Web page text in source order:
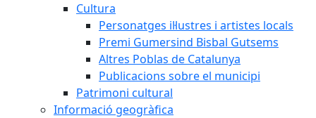
Cultura
Personatges il·lustres i artistes locals
Premi Gumersind Bisbal Gutsems
Altres Poblas de Catalunya
Publicacions sobre el municipi
Patrimoni cultural
Informació geogràfica